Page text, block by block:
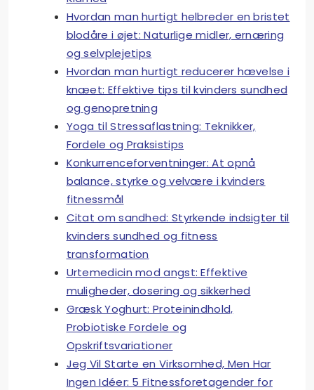
Hvordan man hurtigt helbreder en bristet
blodåre i øjet: Naturlige midler, ernæring
og selvplejetips
Hvordan man hurtigt reducerer hævelse i
knæet: Effektive tips til kvinders sundhed
og genopretning
Yoga til Stressaflastning: Teknikker,
Fordele og Praksistips
Konkurrenceforventninger: At opnå
balance, styrke og velvære i kvinders
fitnessmål
Citat om sandhed: Styrkende indsigter til
kvinders sundhed og fitness
transformation
Urtemedicin mod angst: Effektive
muligheder, dosering og sikkerhed
Græsk Yoghurt: Proteinindhold,
Probiotiske Fordele og
Opskriftsvariationer
Jeg Vil Starte en Virksomhed, Men Har
Ingen Idéer: 5 Fitnessforetagender for